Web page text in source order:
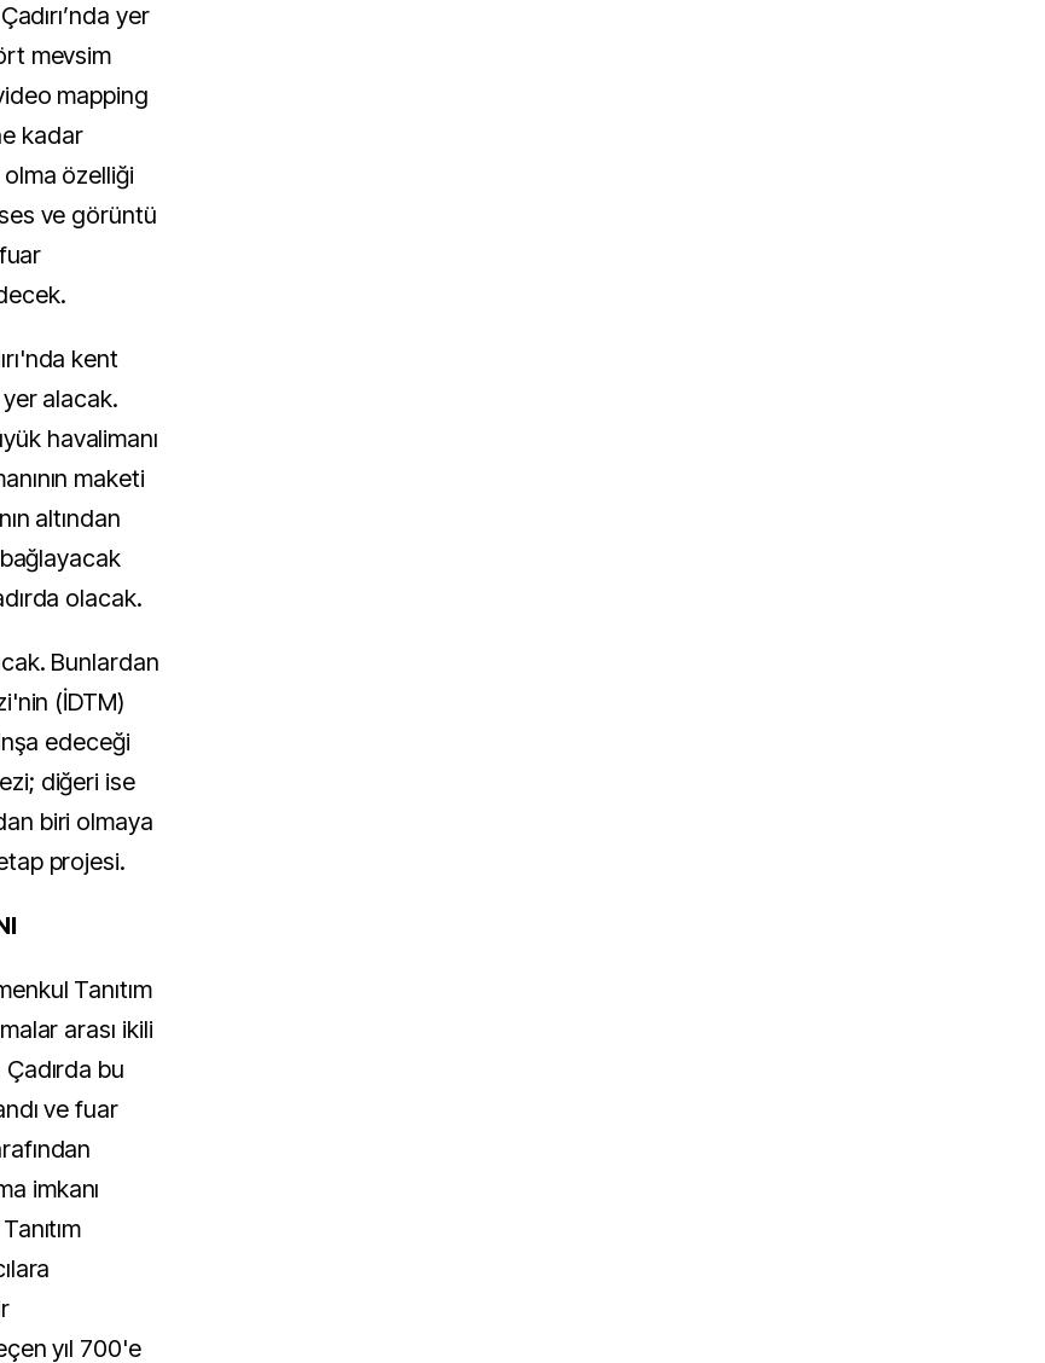
yer
mevsim
mapping
kadar
olma özelliği
ve görüntü
kent
alacak.
havalimanı
maketi
altından
olacak.
Bunlardan
(İDTM)
edeceği
diğeri ise
biri olmaya
projesi.
Tanıtım
arası ikili
bu
ve fuar
imkanı
yıl 700'e